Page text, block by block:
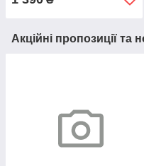
(9728220)
Акційні пропозиції та